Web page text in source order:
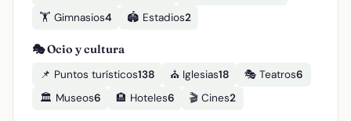
🏋️ Gimnasios4 🏟️ Estadios2
🎭 Ocio y cultura
📌 Puntos turísticos138 ⛪ Iglesias18 🎭 Teatros6
🏛️ Museos6 🏨 Hoteles6 🎬 Cines2